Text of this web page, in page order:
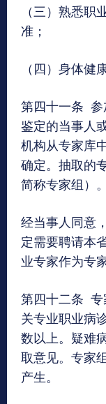
（三）熟悉
准；
（四）身体健
第四十一条 参
鉴定的当事人
机构从专家库
确定。抽取的
简称专家组）。
经当事人同意
定需要聘请本
业专家作为专
第四十二条 专
关专业职业病
数以上。疑难
取意见。专家
产生。